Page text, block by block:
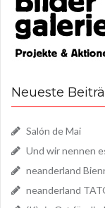
Neueste
Salón de Mai
Und wir nennen
neanderland
neanderland